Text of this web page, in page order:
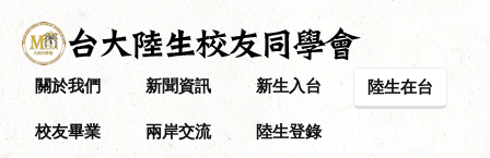
關於我們 新聞資訊 新生入台 陸生在台
校友畢業 兩岸交流 陸生登錄